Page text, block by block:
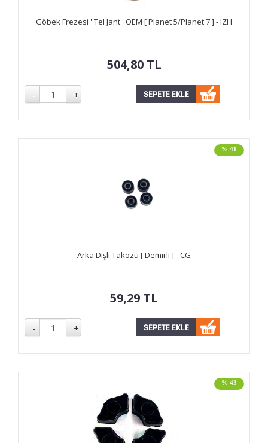
Göbek Frezesi ''Tel Jant'' OEM [ Planet 5/Planet 7 ] - IZH
504,80 TL
% 41
Arka Dişli Takozu [ Demirli ] - CG
59,29 TL
% 43